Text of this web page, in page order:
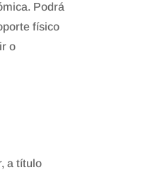
Podrá
físico
o
a título